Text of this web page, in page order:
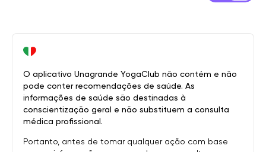
O aplicativo Unagrande YogaClub não contém e não
pode conter recomendações de saúde. As
informações de saúde são destinadas à
conscientização geral e não substituem a consulta
médica profissional.
Portanto, antes de tomar qualquer ação com base